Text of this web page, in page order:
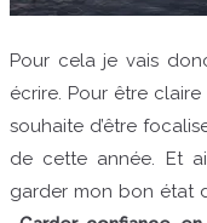
Pour cela je vais
écrire. Pour être
souhaite d’être
de cette année. Et
garder mon bon état